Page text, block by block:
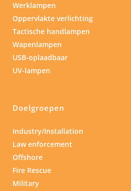
Werklampen
Oppervlakte verlichting
Tactische handlampen
Wapenlampen
USB-oplaadbaar
UV-lampen
Doelgroepen
Industry/Installation
Law enforcement
Offshore
Fire Rescue
Military